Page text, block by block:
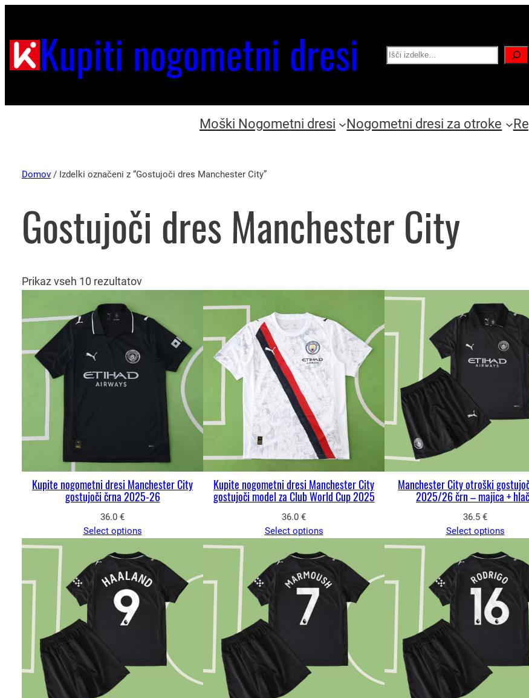
Kupiti nogometni dresi Search
Moški Nogometni dresi Nogometni dresi za otroke
Domov / Izdelki označeni z “Gostujoči dres Manchester City”
Gostujoči dres Manchester City
Prikaz vseh 10 rezultatov
Kupite nogometni dresi Manchester City
gostujoči črna 2025-26
36.0 €
Select options
Kupite nogometni dresi Manchester City
gostujoči model za Club World Cup 2025
36.0 €
Select options
Manchester City otroški
2025/26 črn – majica +
36.5 €
Select options